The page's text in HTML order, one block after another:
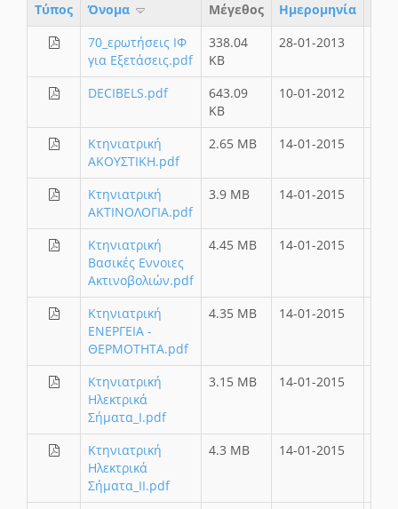
Τύπος Όνομα Μέγεθος
Ημερομηνία
70_ερωτήσεις ΙΦ
για Εξετάσεις.pdf
338.04
KB
28-01-2013
DECIBELS.pdf
643.09
KB
10-01-2012
Κτηνιατρική
ΑΚΟΥΣΤΙΚΗ.pdf
2.65 MB 14-01-2015
Κτηνιατρική
ΑΚΤΙΝΟΛΟΓΙΑ.pdf
3.9 MB 14-01-2015
Κτηνιατρική
Βασικές Εννοιες
Ακτινοβολιών.pdf
4.45 MB 14-01-2015
Κτηνιατρική
ΕΝΕΡΓΕΙΑ -
ΘΕΡΜΟΤΗΤΑ.pdf
4.35 MB 14-01-2015
Κτηνιατρική
Ηλεκτρικά
Σήματα_I.pdf
3.15 MB 14-01-2015
Κτηνιατρική
Ηλεκτρικά
Σήματα_II.pdf
4.3 MB 14-01-2015